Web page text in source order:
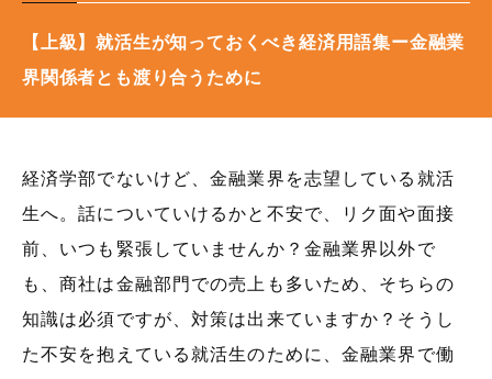
【上級】就活生が知っておくべき経済用語集ー金融業
界関係者とも渡り合うために
経済学部でないけど、金融業界を志望している就活
生へ。話についていけるかと不安で、リク面や面接
前、いつも緊張していませんか？金融業界以外で
も、商社は金融部門での売上も多いため、そちらの
知識は必須ですが、対策は出来ていますか？そうし
た不安を抱えている就活生のために、金融業界で働